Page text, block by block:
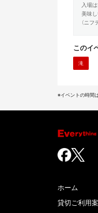
入場
美味し
（ニフ
このイ
滝
※イベントの時間
ホーム
貸切ご利用